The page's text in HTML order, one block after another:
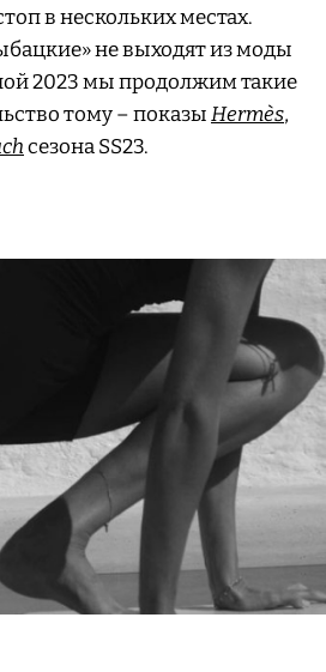
в нескольких местах.
не выходят из моды
2023 мы продолжим такие
тому – показыHermès,
сезона SS23.